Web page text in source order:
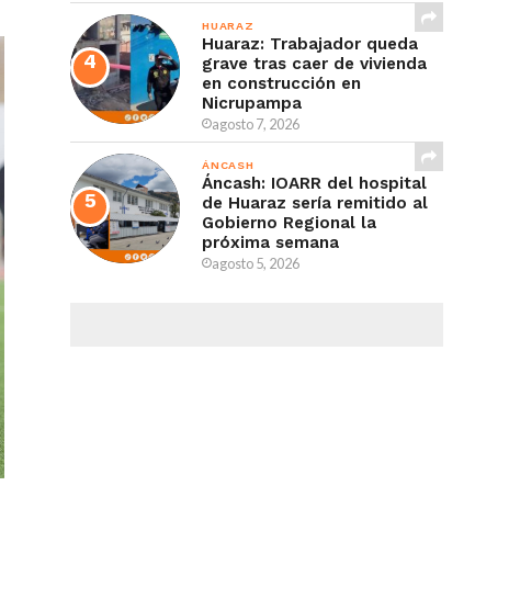
HUARAZ
Huaraz: Trabajador queda
grave tras caer de vivienda
en construcción en
Nicrupampa
agosto 7, 2026
ÁNCASH
Áncash: IOARR del hospital
de Huaraz sería remitido al
Gobierno Regional la
próxima semana
agosto 5, 2026